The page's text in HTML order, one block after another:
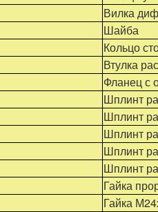
Вилка
Шайба
Кольцо
Втулка
Фланец с
Шплинт
Шплинт
Шплинт
Шплинт
Шплинт
Гайка
Гайка